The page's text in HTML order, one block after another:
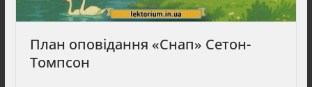
План оповідання «Снап» Сетон-
Томпсон